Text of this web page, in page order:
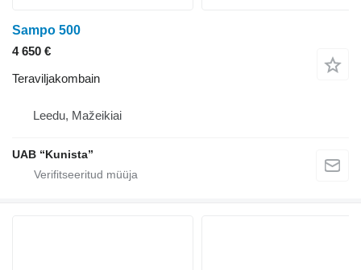
Sampo 500
4 650 €
Teraviljakombain
Leedu, Mažeikiai
UAB “Kunista”